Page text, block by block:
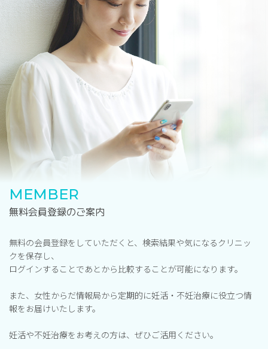
MEMBER
無料会員登録のご案内
無料の会員登録をしていただくと、検索結果や気になるクリニッ
クを保存し、
ログインすることであとから比較することが可能になります。
また、女性からだ情報局から定期的に妊活・不妊治療に役立つ情
報をお届けいたします。
妊活や不妊治療をお考えの方は、ぜひご活用ください。